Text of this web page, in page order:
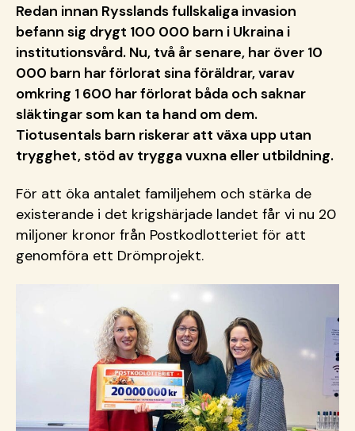
Redan innan Rysslands fullskaliga invasion
befann sig drygt 100 000 barn i Ukraina i
institutionsvård. Nu, två år senare, har över 10
000 barn har förlorat sina föräldrar, varav
omkring 1 600 har förlorat båda och saknar
släktingar som kan ta hand om dem.
Tiotusentals barn riskerar att växa upp utan
trygghet, stöd av trygga vuxna eller utbildning.
För att öka antalet familjehem och stärka de
existerande i det krigshärjade landet får vi nu 20
miljoner kronor från Postkodlotteriet för att
genomföra ett Drömprojekt.